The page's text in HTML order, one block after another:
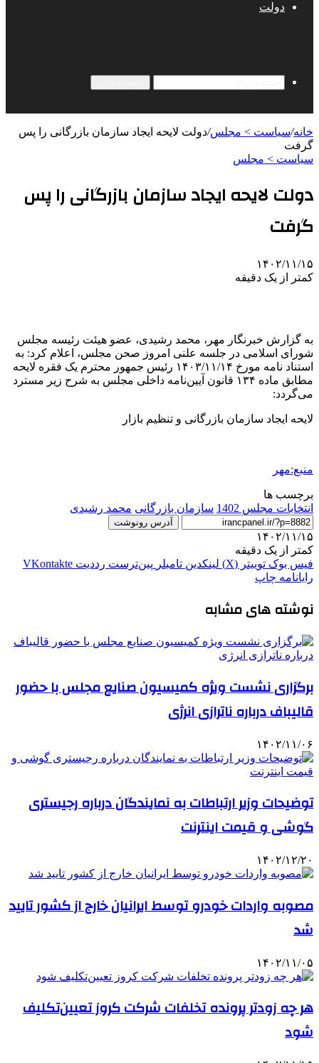
دولت
خانه/سیاست > مجلس/دولت لایحه ایجاد سازمان بازرگانی را پس
گرفت
سیاست > مجلس
دولت لایحه ایجاد سازمان بازرگانی را پس
گرفت
۱۴۰۲/۱۱/۱۵
کمتر از یک دقیقه
به گزارش خبرنگار مهر، محمد رشیدی، عضو هیئت رئیسه مجلس
شورای اسلامی در جلسه علنی امروز صحن مجلس، اعلام کرد: به
استناد نامه مورخ ۱۴۰۳/۱۱/۱۴ رئیس جمهور محترم یک فقره لایحه
مطابق ماده ۱۳۴ قانون آیین‌نامه داخلی مجلس به شرح زیر مسترد
می‌گردد:
لایحه ایجاد سازمان بازرگانی و تنظیم بازار
منبع:مهر
برچسب ها
انتخابات مجلس 1402
سازمان بازرگانی محمد رشیدی
آدرس رونوشت
۱۴۰۲/۱۱/۱۵
کمتر از یک دقیقه
فیس بوک توییتر (X) لینکدین ‫تامبلر ‫پین‌ترست ‫رددیت ‫VKontakte
رایانامه چاپ
نوشته های مشابه
برگزاری نشست ویژه کمیسیون صنایع مجلس با حضور
قالیباف درباره ناترازی انرژی
۱۴۰۲/۱۱/۰۶
توضیحات وزیر ارتباطات به نمایندگان درباره رجیستری
گوشی و قیمت اینترنت
۱۴۰۲/۱۲/۲۰
مصوبه واردات خودرو توسط ایرانیان خارج از کشور تایید
شد
۱۴۰۲/۱۱/۰۵
هر چه زودتر پرونده تخلفات شرکت کروز تعیین‌تکلیف
شود